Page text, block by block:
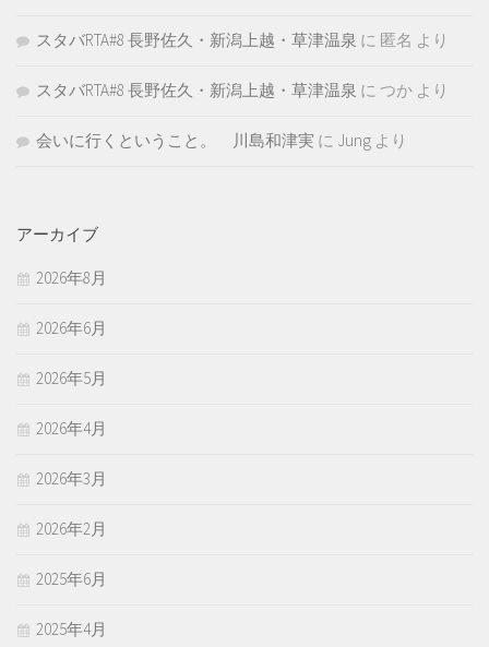
スタバRTA#8 長野佐久・新潟上越・草津温泉 に 匿名 より
スタバRTA#8 長野佐久・新潟上越・草津温泉 に つか より
会いに行くということ。 川島和津実 に Jung より
アーカイブ
2026年8月
2026年6月
2026年5月
2026年4月
2026年3月
2026年2月
2025年6月
2025年4月